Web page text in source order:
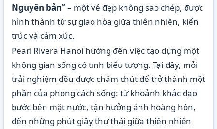
Nguyên bản”– một vẻ đẹp không sao chép, được
hình thành từ sự giao hòa giữa thiên nhiên, kiến
trúc và cảm xúc.
Pearl Rivera Hanoi hướng đến việc tạo dựng một
không gian sống có tính biểu tượng. Tại đây, mỗi
trải nghiệm đều được chăm chút để trở thành một
phần của phong cách sống: từ khoảnh khắc dạo
bước bên mặt nước, tận hưởng ánh hoàng hôn,
đến những phút giây thư thái giữa thiên nhiên